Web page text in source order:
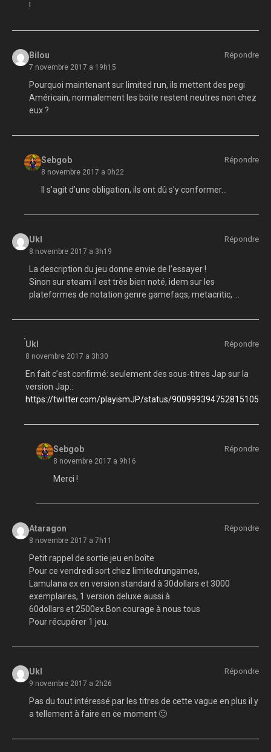
!
Bilou
7 novembre 2017 a 19h15
Répondre
Pourquoi maintenant sur limited run, ils mettent des pegi
Américain, normalement les boite restent neutres non chez
eux ?
Sebgob
8 novembre 2017 a 0h22
Répondre
Il s’agit d’une obligation, ils ont dû s’y conformer…
Ukl
8 novembre 2017 a 3h19
Répondre
La description du jeu donne envie de l’essayer !
Sinon sur steam il est très bien noté, idem sur les
plateformes de notation genre gamefaqs, metacritic, …
Ukl
8 novembre 2017 a 3h30
Répondre
En fait c’est confirmé: seulement des sous-titres Jap sur la
version Jap.:
https://twitter.com/playismJP/status/900999394752815105
Sebgob
8 novembre 2017 a 9h16
Répondre
Merci !
Ataragon
8 novembre 2017 a 7h11
Répondre
Petit rappel de sortie jeu en boîte
Pour ce vendredi sort chez limitedrungames,
Lamulana ex en version standard à 30dollars et 3000
exemplaires, 1 version deluxe aussi à
60dollars et 2500ex.Bon courage à nous tous
Pour récupérer 1 jeu.
Ukl
9 novembre 2017 a 2h26
Répondre
Pas du tout intéressé par les titres de cette vague en plus il y
a tellement à faire en ce moment 🙂